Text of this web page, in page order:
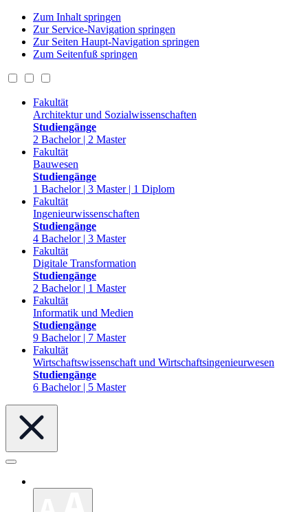
Zum Inhalt springen
Zur Service-Navigation springen
Zur Seiten Haupt-Navigation springen
Zum Seitenfuß springen
Fakultät
Architektur und Sozialwissenschaften
Studiengänge
2 Bachelor | 2 Master
Fakultät
Bauwesen
Studiengänge
1 Bachelor | 3 Master | 1 Diplom
Fakultät
Ingenieurwissenschaften
Studiengänge
4 Bachelor | 3 Master
Fakultät
Digitale Transformation
Studiengänge
2 Bachelor | 1 Master
Fakultät
Informatik und Medien
Studiengänge
9 Bachelor | 7 Master
Fakultät
Wirtschaftswissenschaft und Wirtschaftsingenieurwesen
Studiengänge
6 Bachelor | 5 Master